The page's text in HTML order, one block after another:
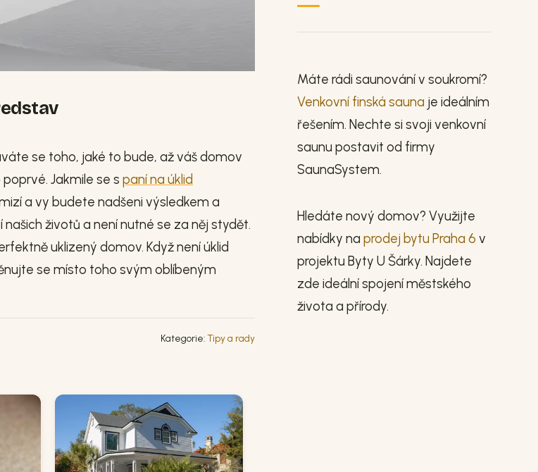
se toho, jaké to bude, až váš domov
Jakmile se s paní na úklid
a vy budete nadšeni výsledkem a
životů a není nutné se za něj stydět.
uklizený domov. Když není úklid
se místo toho svým oblíbeným
Kategorie:Tipy a rady
Máte rádi saunování v soukromí?
Venkovní finská sauna je ideálním
řešením. Nechte si svoji venkovní
saunu postavit od firmy
SaunaSystem.
Hledáte nový domov? Využijte
nabídky na prodej bytu Praha 6 v
projektu Byty U Šárky. Najdete
zde ideální spojení městského
života a přírody.